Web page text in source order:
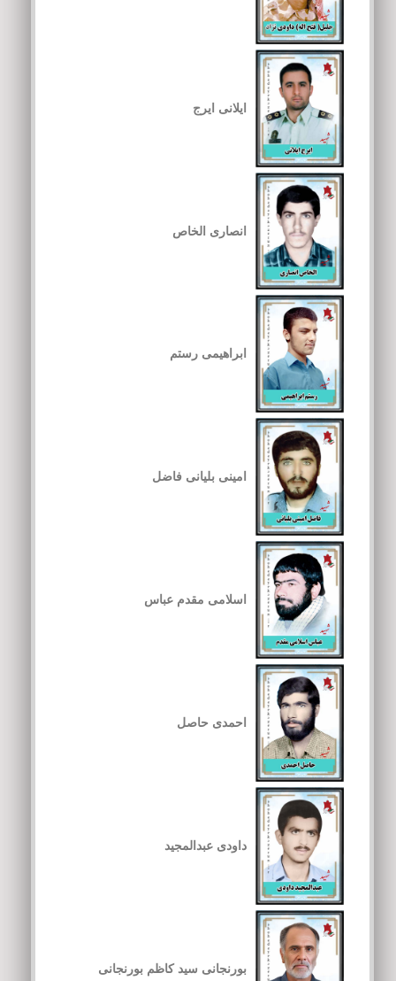
ایلانی ایرج
انصاری الخاص
ابراهیمی رستم
امینی بلیانی فاضل
اسلامی مقدم عباس
احمدی حاصل
داودی عبدالمجید
بورنجانی سید کاظم بورنجانی